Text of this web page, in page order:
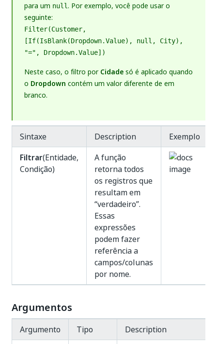
para um null. Por exemplo, você pode usar o
seguinte:
Filter(Customer,
[If(IsBlank(Dropdown.Value), null, City),
"=", Dropdown.Value])
Neste caso, o filtro porCidadesó é aplicado quando
o Dropdown contém um valor diferente de em
branco.
Sintaxe Description
Exemplo
Filtrar(Entidade,
Condição)
A função
retorna todos
os registros que
resultam em
“verdadeiro”.
Essas
expressões
podem fazer
referência a
campos/colunas
por nome.
Argumentos
Argumento Tipo Description